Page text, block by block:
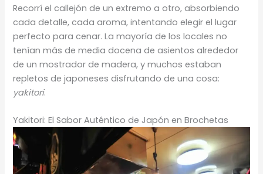
Recorrí el callejón de un extremo a otro, absorbiendo
cada detalle, cada aroma, intentando elegir el lugar
perfecto para cenar. La mayoría de los locales no
tenían más de media docena de asientos alrededor
de un mostrador de madera, y muchos estaban
repletos de japoneses disfrutando de una cosa:
yakitori.
Yakitori: El Sabor Auténtico de Japón en Brochetas